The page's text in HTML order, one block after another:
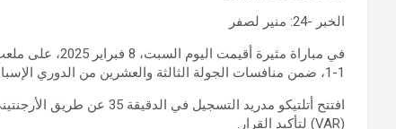
الخبر -24: منير لصفر
في مباراة مثيرة
1-1، ضمن منافسات الجولة الثالثة والعشرين من الدوري الإسباني.
افتتح أتلتيكو مدريد
(VAR) لتأكيد القرار.